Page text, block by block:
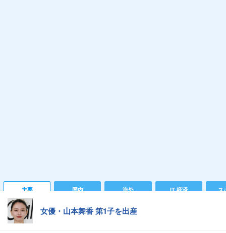
主要 国内 海外 IT 経済 ス
女優・山本舞香 第1子を出産